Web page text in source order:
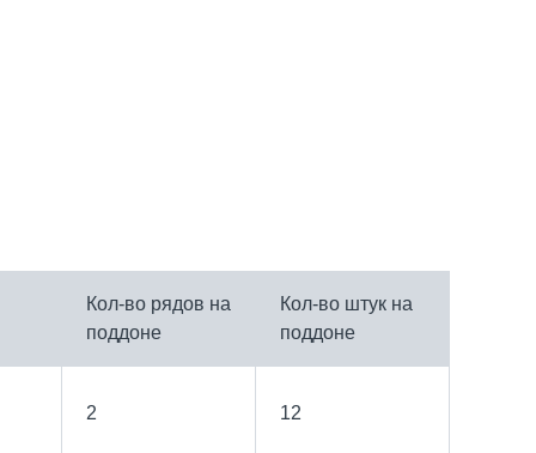
Кол-во рядов на
поддоне
Кол-во штук на
поддоне
2 12